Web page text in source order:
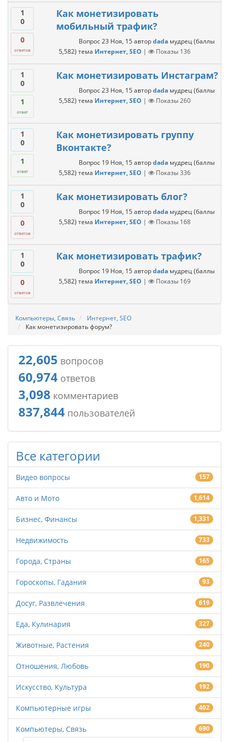
1
0
0
ответов
Как монетизировать
мобильный трафик?
Вопрос 23 Ноя, 15 авторdada мудрец (баллы
5,582) тема Интернет, SEO | Показы 136
1
0
1
ответ
Как монетизировать Инстаграм?
Вопрос 23 Ноя, 15 авторdada мудрец (баллы
5,582) тема Интернет, SEO | Показы260
1
0
1
ответ
Как монетизировать группу
Вконтакте?
Вопрос 19 Ноя, 15 авторdada мудрец (баллы
5,582) тема Интернет, SEO | Показы336
1
0
0
ответов
Как монетизировать блог?
Вопрос 19 Ноя, 15 авторdada мудрец (баллы
5,582) тема Интернет, SEO | Показы 168
1
0
0
ответов
Как монетизировать трафик?
Вопрос 19 Ноя, 15 авторdada мудрец (баллы
5,582) тема Интернет, SEO | Показы 169
Компьютеры, Связь
Интернет, SEO
Как монетизировать форум?
22,605 вопросов
60,974 ответов
3,098 комментариев
837,844 пользователей
Все категории
Видео вопросы 157
Авто и Мото 1,614
Бизнес, Финансы 1,331
Недвижимость 733
Города, Страны 165
Гороскопы, Гадания 93
Досуг, Развлечения 619
Еда, Кулинария 327
Животные, Растения 240
Отношения, Любовь 190
Искусство, Культура 192
Компьютерные игры 402
Компьютеры, Связь 690